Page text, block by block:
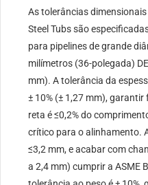
As tolerâncias
Steel Tubs são
para pipelines de grande
milímetros (36-polegada)
mm). A tolerância da
± 10% (± 1,27 mm),
reta é ≤0,2% do
crítico para o alinhamento.
≤3,2 mm, e acabar com
a 2,4 mm) cumprir a ASME